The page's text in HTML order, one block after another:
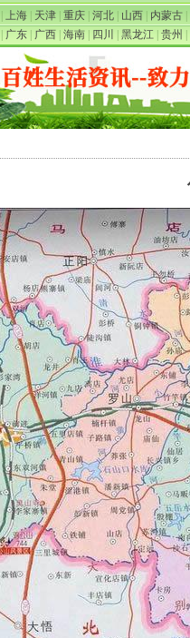
上海 天津 重庆 河北 山西 内蒙古
广东 广西 海南 四川 黑龙江 贵州